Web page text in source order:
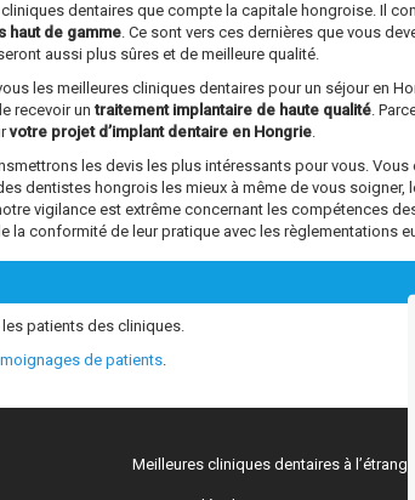
dentaires que compte la capitale hongroise. Il
haut de gamme. Ce sont vers ces dernières que vous
aussi plus sûres et de meilleure qualité.
les meilleures cliniques dentaires pour un séjour en
recevoir untraitement implantaire de haute qualité.
votre projet d’implant dentaire en Hongrie.
les devis les plus intéressants pour vous.
dentistes hongrois les mieux à même de vous
vigilance est extrême concernant les compétences
conformité de leur pratique avec les règlementations
patients des cliniques.
de patients.
Meilleures cliniques dentaires à l’étranger